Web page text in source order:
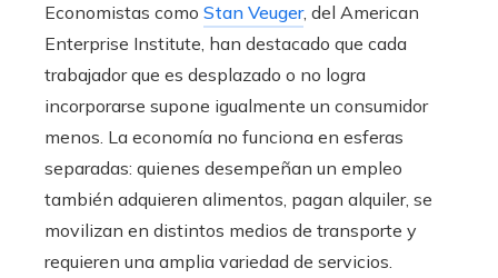
Economistas como Stan Veuger, del American
Enterprise Institute, han destacado que cada
trabajador que es desplazado o no logra
incorporarse supone igualmente un consumidor
menos. La economía no funciona en esferas
separadas: quienes desempeñan un empleo
también adquieren alimentos, pagan alquiler, se
movilizan en distintos medios de transporte y
requieren una amplia variedad de servicios.